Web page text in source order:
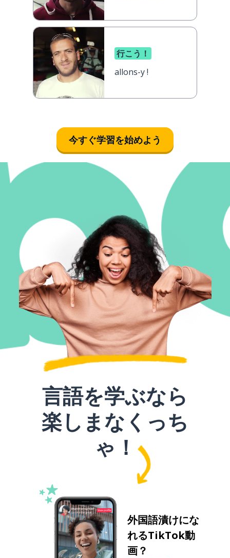
行こう！
allons-y !
今すぐ学習を始めよう
言語を学ぶなら
楽しまなくっち
ゃ！
外国語漬けにな
れるTikTok動
画？